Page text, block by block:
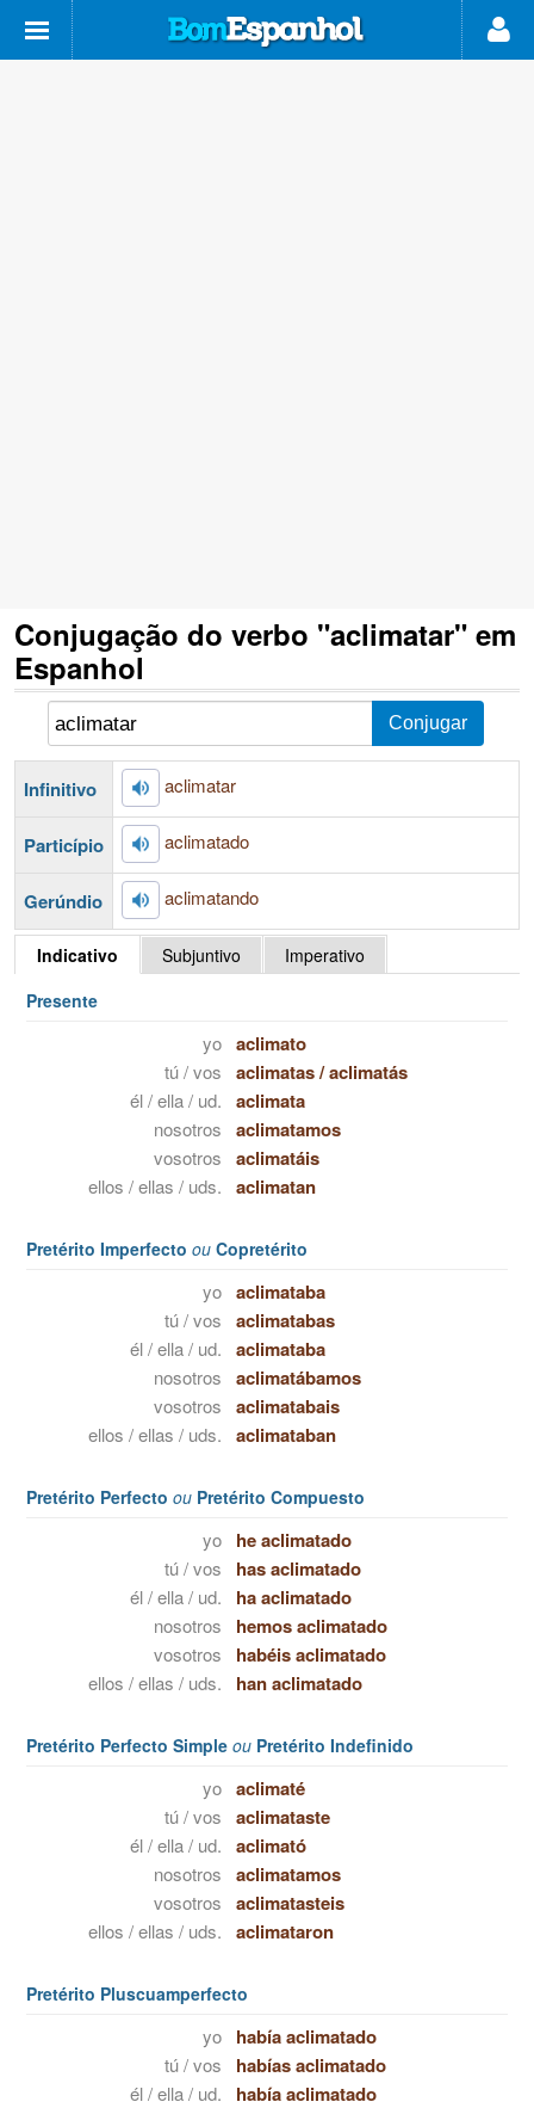
Conjugação do verbo "aclimatar" em
Espanhol
Infinitivo aclimatar
Particípio aclimatado
Gerúndio aclimatando
Indicativo Subjuntivo
Imperativo
Presente
yo aclimato
tú / vos aclimatas/aclimatás
él / ella / ud. aclimata
nosotros aclimatamos
vosotros aclimatáis
ellos / ellas / uds. aclimatan
Pretérito Imperfecto ou Copretérito
yo aclimataba
tú / vos aclimatabas
él / ella / ud. aclimataba
nosotros aclimatábamos
vosotros aclimatabais
ellos / ellas / uds. aclimataban
Pretérito Perfecto ou Pretérito Compuesto
yo he aclimatado
tú / vos has aclimatado
él / ella / ud. ha aclimatado
nosotros hemos aclimatado
vosotros habéis aclimatado
ellos / ellas / uds. han aclimatado
Pretérito Perfecto Simple ou Pretérito Indefinido
yo aclimaté
tú / vos aclimataste
él / ella / ud. aclimató
nosotros aclimatamos
vosotros aclimatasteis
ellos / ellas / uds. aclimataron
Pretérito Pluscuamperfecto
yo había aclimatado
tú / vos habías aclimatado
él / ella / ud. había aclimatado